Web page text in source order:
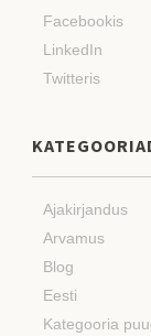
Facebookis
LinkedIn
Twitteris
Ajakirjandus
Arvamus
Blog
Eesti
Kategooria